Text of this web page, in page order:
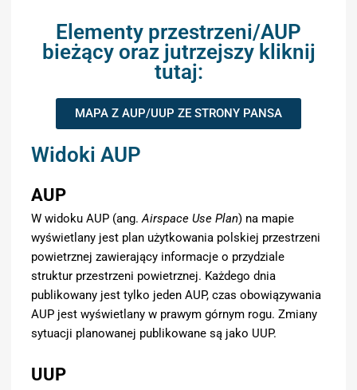
Elementy przestrzeni/AUP
bieżący oraz jutrzejszy kliknij
tutaj:
MAPA Z AUP/UUP ZE STRONY PANSA
Widoki AUP
AUP
W widoku AUP (ang.Airspace Use Plan) na mapie
wyświetlany jest plan użytkowania polskiej przestrzeni
powietrznej zawierający informacje o przydziale
struktur przestrzeni powietrznej. Każdego dnia
publikowany jest tylko jeden AUP, czas obowiązywania
AUP jest wyświetlany w prawym górnym rogu. Zmiany
sytuacji planowanej publikowane są jako UUP.
UUP